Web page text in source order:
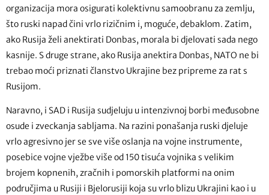
organizacija mora osigurati kolektivnu samoobranu za zemlju,
što ruski napad čini vrlo rizičnim i, moguće, debaklom. Zatim,
ako Rusija želi anektirati Donbas, morala bi djelovati sada nego
kasnije. S druge strane, ako Rusija anektira Donbas, NATO ne bi
trebao moći priznati članstvo Ukrajine bez pripreme za rat s
Rusijom.
Naravno, i SAD i Rusija sudjeluju u intenzivnoj borbi međusobne
osude i zveckanja sabljama. Na razini ponašanja ruski djeluje
vrlo agresivno jer se sve više oslanja na vojne instrumente,
posebice vojne vježbe više od 150 tisuća vojnika s velikim
brojem kopnenih, zračnih i pomorskih platformi na onim
područjima u Rusiji i Bjelorusiji koja su vrlo blizu Ukrajini kao i u